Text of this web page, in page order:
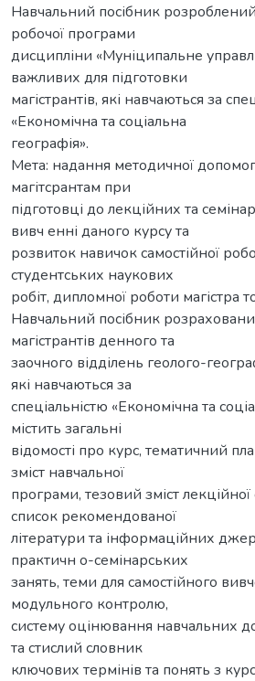
Навчальний посібник
робочої програми
дисципліни «Муніципальне
важливих для підготовки
магістрантів, які навчаються за
«Економічна та соціальна
географія».
Мета: надання методичної
магітсрантам при
підготовці до лекційних та
вивч енні даного курсу та
розвиток навичок самостійної
студентських наукових
робіт, дипломної роботи магістра
Навчальний посібник
магістрантів денного та
заочного відділень геолого-
які навчаються за
спеціальністю «Економічна та
містить загальні
відомості про курс, тематичний
зміст навчальної
програми, тезовий зміст лекційної
список рекомендованої
літератури та інформаційних
практичн о-семінарських
занять, теми для самостійного
модульного контролю,
систему оцінювання навчальних
та стислий словник
ключових термінів та понять з